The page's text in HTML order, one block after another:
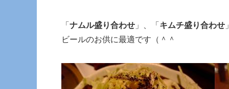
「 ナムル盛り合わせ 」、「 キムチ盛り合わせ
ビールのお供に最適です（＾＾